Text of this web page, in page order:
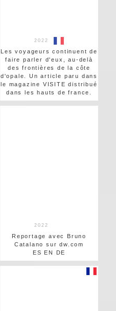
2022
Les voyageurs continuent de
faire parler d'eux, au-delà
des frontières de la côte
d'opale. Un article paru dans
le magazine VISITE distribué
dans les hauts de france.
2022
Reportage avec Bruno
Catalano sur dw.com
ES EN DE